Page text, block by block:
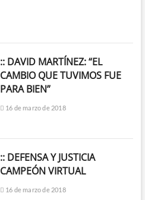
:: DAVID MARTÍNEZ: “EL
CAMBIO QUE TUVIMOS FUE
PARA BIEN”
16 de marzo de 2018
:: DEFENSA Y JUSTICIA
CAMPEÓN VIRTUAL
16 de marzo de 2018